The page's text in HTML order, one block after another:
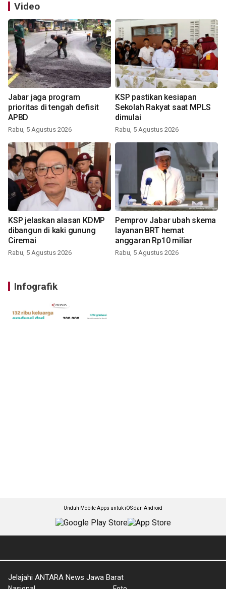
Video
Jabar jaga program
prioritas di tengah defisit
APBD
Rabu, 5 Agustus 2026
KSP pastikan kesiapan
Sekolah Rakyat saat MPLS
dimulai
Rabu, 5 Agustus 2026
KSP jelaskan alasan KDMP
dibangun di kaki gunung
Ciremai
Rabu, 5 Agustus 2026
Pemprov Jabar ubah skema
layanan BRT hemat
anggaran Rp10 miliar
Rabu, 5 Agustus 2026
Infografik
Unduh Mobile Apps untuk iOS dan Android
Jelajahi ANTARA News Jawa Barat